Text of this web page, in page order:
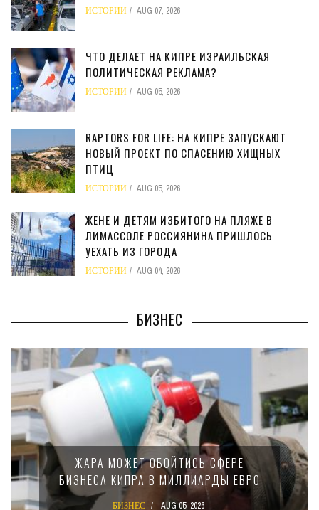
ИСТОРИИ AUG 07, 2026
ЧТО ДЕЛАЕТ НА КИПРЕ ИЗРАИЛЬСКАЯ
ПОЛИТИЧЕСКАЯ РЕКЛАМА?
ИСТОРИИ AUG 05, 2026
RAPTORS FOR LIFE: НА КИПРЕ ЗАПУСКАЮТ
НОВЫЙ ПРОЕКТ ПО СПАСЕНИЮ ХИЩНЫХ
ПТИЦ
ИСТОРИИ AUG 05, 2026
ЖЕНЕ И ДЕТЯМ ИЗБИТОГО НА ПЛЯЖЕ В
ЛИМАССОЛЕ РОССИЯНИНА ПРИШЛОСЬ
УЕХАТЬ ИЗ ГОРОДА
ИСТОРИИ AUG 04, 2026
БИЗНЕС
ЕВРО
МИНФИН КИПРА ПЕРЕПИСАЛ
15-ПРОЦЕНТНОМ НАЛОГЕ ДЛЯ
КРУПНЫХ МЕЖДУНАРОДНЫХ
КОМПАНИЙ